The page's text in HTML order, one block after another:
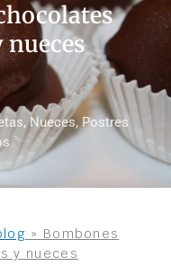
nueces
,Nueces,Postres
» Bombones
y nueces